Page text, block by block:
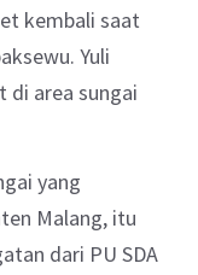
kembali saat
Yuli
di area sungai
yang
Malang, itu
dari PU SDA